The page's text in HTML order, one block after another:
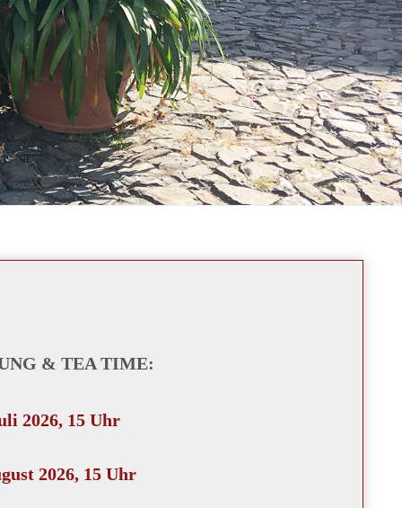
& TEA TIME:
2026, 15 Uhr
2026, 15 Uhr